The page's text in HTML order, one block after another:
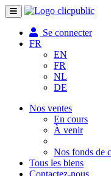
Toggle
navigation
Se connecter
FR
EN
FR
NL
DE
Nos ventes
En cours
À venir
Nos fonds de
Tous les biens
Contactez-nous